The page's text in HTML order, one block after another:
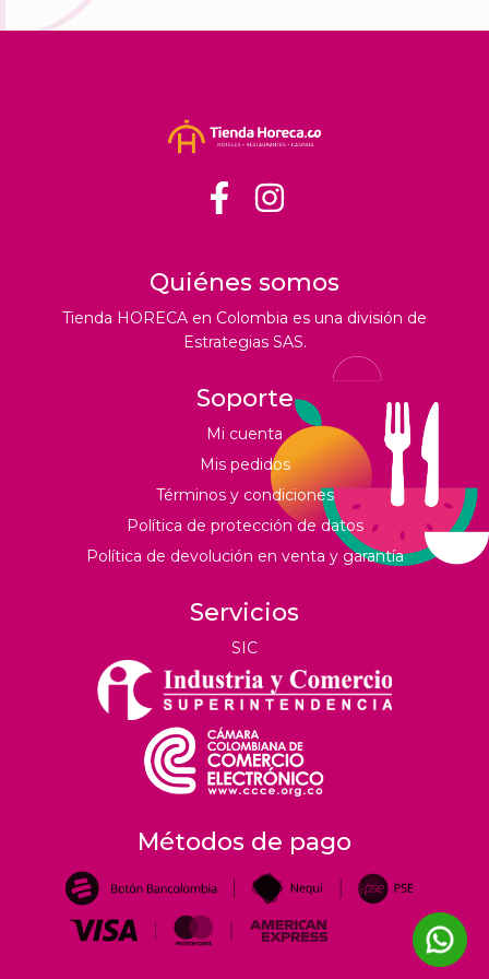
Quiénes somos
Tienda HORECA en Colombia es una división de
Estrategias SAS.
Soporte
Mi cuenta
Mis pedidos
Términos y condiciones
Política de protección de datos
Política de devolución en venta y garantía
Servicios
SIC
Métodos de pago